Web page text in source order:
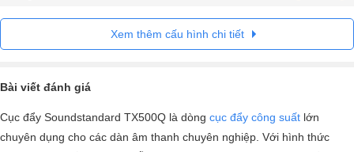
Xem thêm cấu hình chi tiết
Bài viết đánh giá
Cục đẩy Soundstandard TX500Q là dòng cục đẩy công suất lớn
chuyên dụng cho các dàn âm thanh chuyên nghiệp. Với hình thức